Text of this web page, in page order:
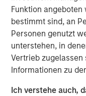
Funktion
bestimmt sind, an
Personen genutzt
unterstehen, in
Vertrieb zugelassen
Informationen zu
Ich verstehe auch,
and operators
through data and
Harrison, co-founder
this heavy lifting in
mean time to detect
Enterprises are
observability.”